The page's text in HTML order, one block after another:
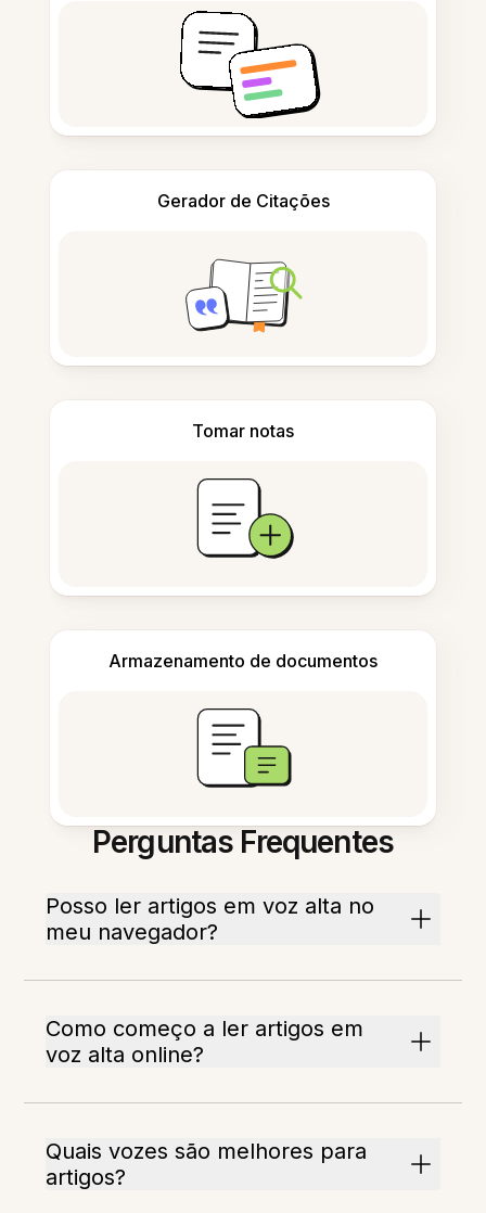
Gerador de Citações
Tomar notas
Armazenamento de documentos
Perguntas Frequentes
Posso ler artigos em voz alta no
meu navegador?
Como começo a ler artigos em
voz alta online?
Quais vozes são melhores para
artigos?